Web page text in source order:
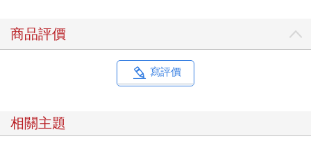
商品評價
寫評價
相關主題